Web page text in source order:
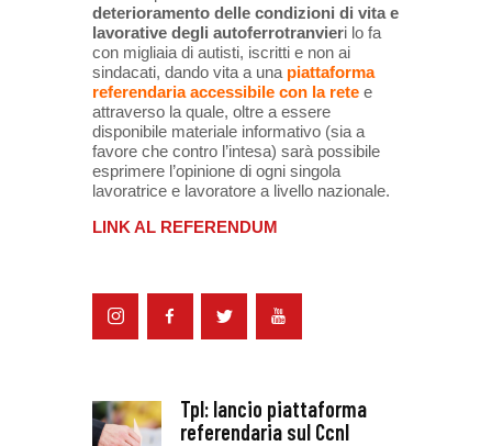
deterioramento delle condizioni di vita e
lavorative degli autoferrotranvieri lo fa
con migliaia di autisti, iscritti e non ai
sindacati, dando vita a una piattaforma
referendaria accessibile con la rete e
attraverso la quale, oltre a essere
disponibile materiale informativo (sia a
favore che contro l’intesa) sarà possibile
esprimere l’opinione di ogni singola
lavoratrice e lavoratore a livello nazionale.
LINK AL REFERENDUM
Tpl: lancio piattaforma
referendaria sul Ccnl